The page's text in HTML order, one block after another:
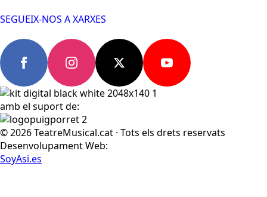
SEGUEIX-NOS A XARXES
amb el suport de:
© 2026 TeatreMusical.cat · Tots els drets reservats
Desenvolupament Web:
SoyAsi.es